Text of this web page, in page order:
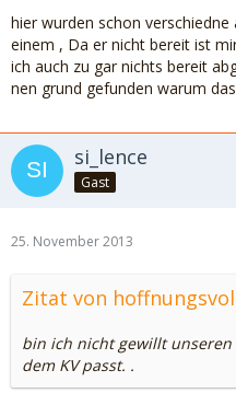
hier wurden schon
einem , Da er nicht bereit ist
ich auch zu gar nichts bereit
nen grund gefunden warum
si_lence
Gast
25. November 2013
Zitat von
bin ich nicht gewillt unseren
dem KV passt. .